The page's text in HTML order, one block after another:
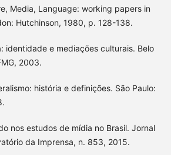
Media, Language: working papers in
Hutchinson, 1980, p. 128-138.
identidade e mediações culturais. Belo
2003.
história e definições. São Paulo:
nos estudos de mídia no Brasil. Jornal
da Imprensa, n. 853, 2015.